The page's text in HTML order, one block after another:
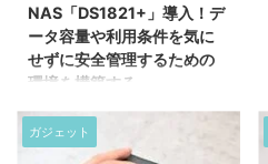
NAS「DS1821+」導入！デ
ータ容量や利用条件を気に
せずに安全管理するための
環境を構築する
様々なデータを取り巻く現代にお
いて、データの管理方法は時代の
変化と共に移り変わっています
ガジェット